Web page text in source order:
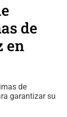
de
en
de
garantizar su